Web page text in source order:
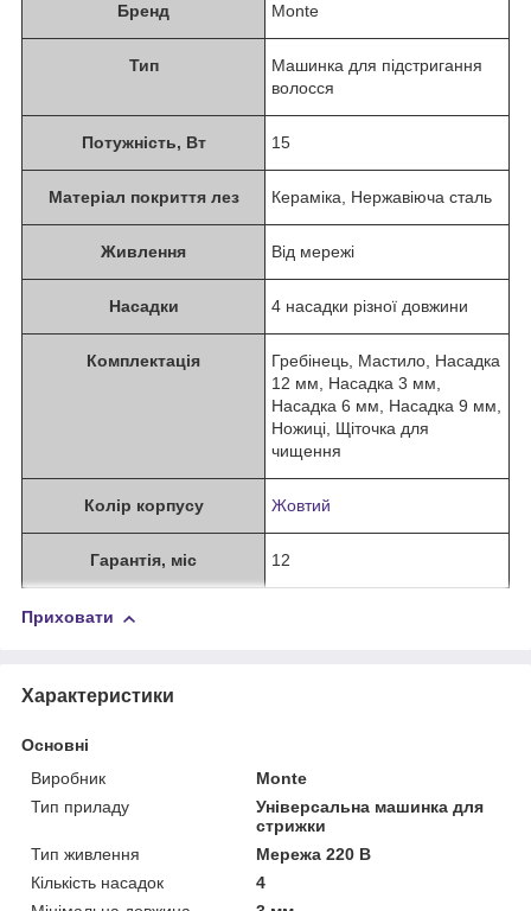
Бренд Monte
Тип
Машинка для підстригання
волосся
Потужність, Вт 15
Матеріал покриття лез Кераміка, Нержавіюча сталь
Живлення Від мережі
Насадки 4 насадки різної довжини
Комплектація
Гребінець, Мастило, Насадка
12 мм, Насадка 3 мм,
Насадка 6 мм, Насадка 9 мм,
Ножиці, Щіточка для
чищення
Колір корпусу Жовтий
Гарантія, міс 12
Приховати
Характеристики
Основні
Виробник
Monte
Тип приладу
Універсальна машинка для
стрижки
Тип живлення
Мережа 220 В
Кількість насадок
4